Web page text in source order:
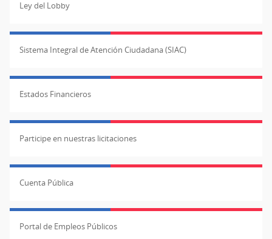
Ley del Lobby
Sistema Integral de Atención Ciudadana (SIAC)
Estados Financieros
Participe en nuestras licitaciones
Cuenta Pública
Portal de Empleos Públicos